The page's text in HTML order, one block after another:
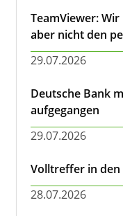
TeamViewer:
aber nicht den
29.07.2026
Deutsche Bank
aufgegangen
29.07.2026
Volltreffer in den
28.07.2026